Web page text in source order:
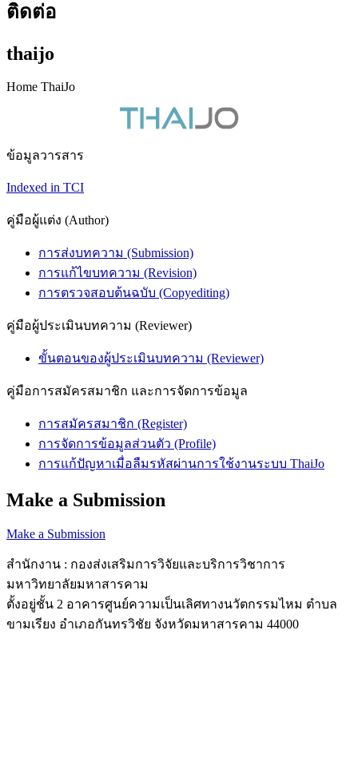
ติดต่อ
thaijo
Home ThaiJo
ข้อมูลวารสาร
Indexed in TCI
คู่มือผู้แต่ง (Author)
การส่งบทความ (Submission)
การแก้ไขบทความ (Revision)
การตรวจสอบต้นฉบับ (Copyediting)
คู่มือผู้ประเมินบทความ (Reviewer)
ขั้นตอนของผู้ประเมินบทความ (Reviewer)
คู่มือการสมัครสมาชิก และการจัดการข้อมูล
การสมัครสมาชิก (Register)
การจัดการข้อมูลส่วนตัว (Profile)
การแก้ปัญหาเมื่อลืมรหัสผ่านการใช้งานระบบ ThaiJo
Make a Submission
Make a Submission
สำนักงาน : กองส่งเสริมการวิจัยและบริการวิชาการ
มหาวิทยาลัยมหาสารคาม
ตั้งอยู่ชั้น 2 อาคารศูนย์ความเป็นเลิศทางนวัตกรรมไหม ตำบล
ขามเรียง อำเภอกันทรวิชัย จังหวัดมหาสารคาม 44000